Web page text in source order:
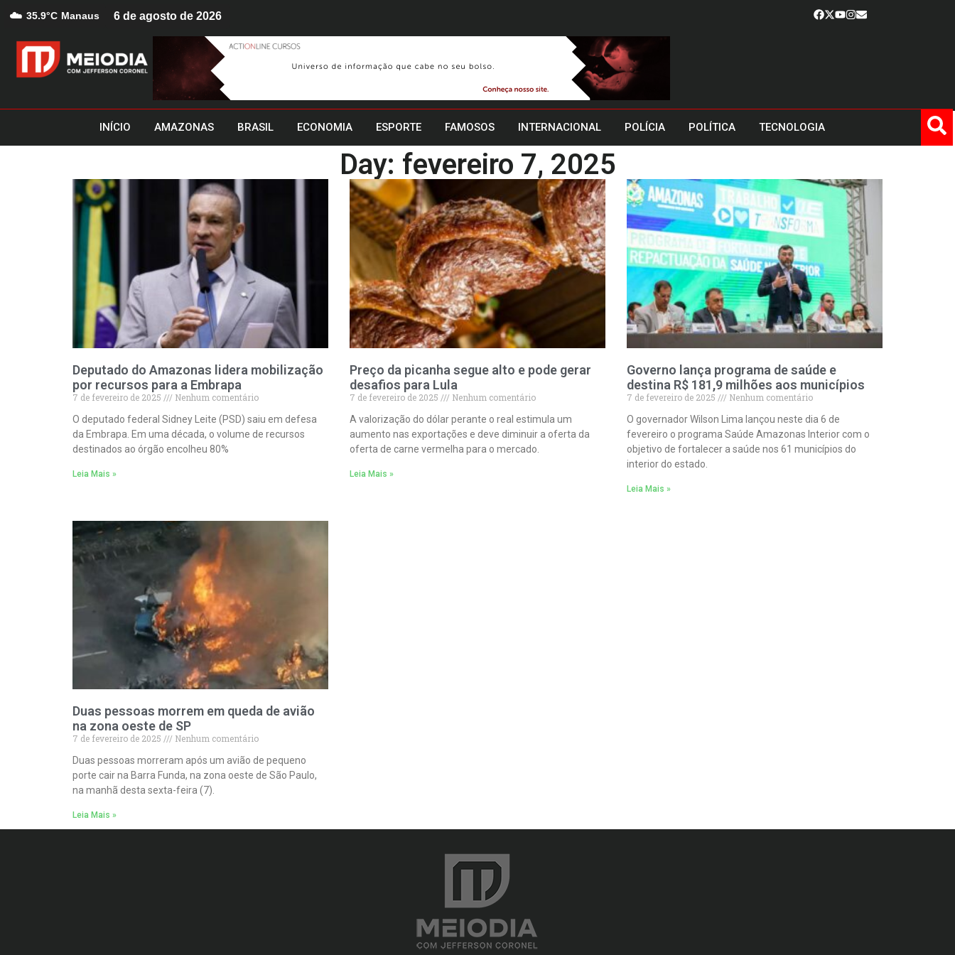
☁️ 35.9°C Manaus 6 de agosto de 2026
INÍCIO AMAZONAS BRASIL ECONOMIA ESPORTE FAMOSOS INTERNACIONAL POLÍCIA POLÍTICA TECNOLOGIA
Day: fevereiro 7, 2025
Deputado do Amazonas lidera mobilização
por recursos para a Embrapa
7 de fevereiro de 2025
Nenhum comentário
O deputado federal Sidney Leite (PSD) saiu em defesa
da Embrapa. Em uma década, o volume de recursos
destinados ao órgão encolheu 80%
Leia Mais »
Preço da picanha segue alto e pode gerar
desafios para Lula
7 de fevereiro de 2025
Nenhum comentário
A valorização do dólar perante o real estimula um
aumento nas exportações e deve diminuir a oferta da
oferta de carne vermelha para o mercado.
Leia Mais »
Governo lança programa de saúde e
destina R$ 181,9 milhões aos municípios
7 de fevereiro de 2025
Nenhum comentário
O governador Wilson Lima lançou neste dia 6 de
fevereiro o programa Saúde Amazonas Interior com o
objetivo de fortalecer a saúde nos 61 municípios do
interior do estado.
Leia Mais »
Duas pessoas morrem em queda de avião
na zona oeste de SP
7 de fevereiro de 2025
Nenhum comentário
Duas pessoas morreram após um avião de pequeno
porte cair na Barra Funda, na zona oeste de São Paulo,
na manhã desta sexta-feira (7).
Leia Mais »